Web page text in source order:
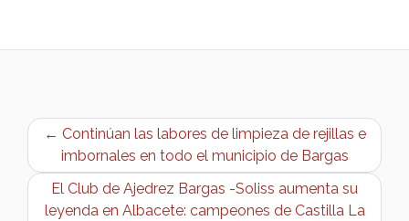
← Continúan las labores de limpieza de rejillas e
imbornales en todo el municipio de Bargas
El Club de Ajedrez Bargas -Soliss aumenta su
leyenda en Albacete: campeones de Castilla La